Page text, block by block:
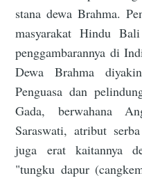
stana dewa Brahma.
masyarakat Hindu
penggambarannya di
Dewa Brahma
Penguasa dan
Gada, berwahana
Saraswati, atribut
juga erat kaitannya
"tungku dapur